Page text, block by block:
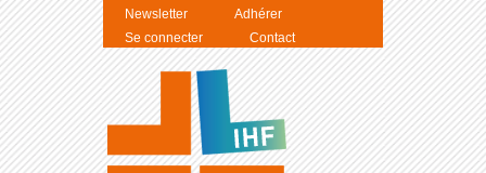
Newsletter
Adhérer
Se connecter
Contact